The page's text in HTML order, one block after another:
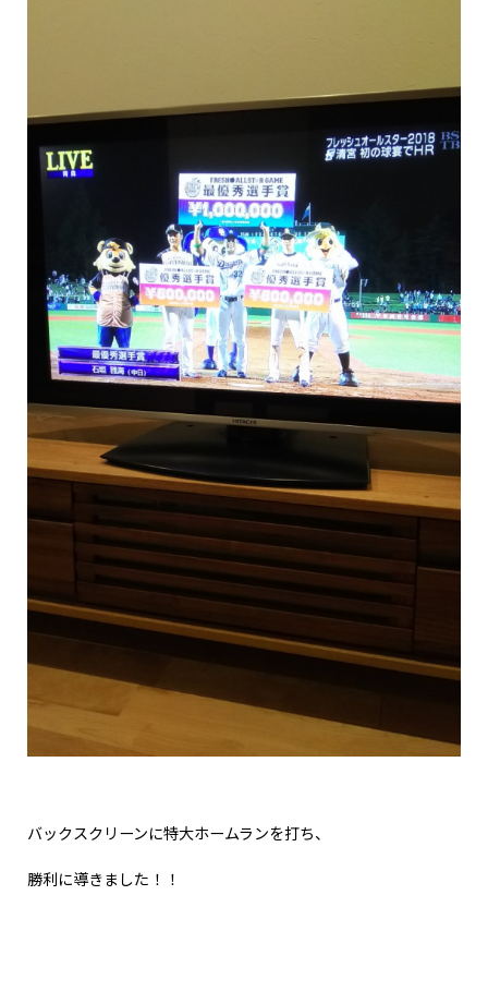
バックスクリーンに特大ホームランを打ち、
勝利に導きました！！